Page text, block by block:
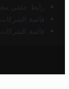
رابط خلفي
قائمة الشركات
قائمة الشركات